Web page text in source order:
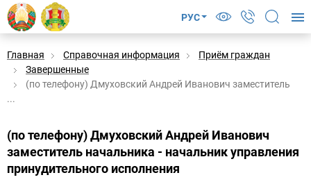
РУС
Главная Справочная информация
Приём граждан
Завершенные
(по телефону) Дмуховский Андрей Иванович заместитель
...
(по телефону) Дмуховский Андрей Иванович
заместитель начальника - начальник управления
принудительного исполнения